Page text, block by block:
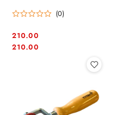
(0)
Cena:
210.00
Cena:
210.00